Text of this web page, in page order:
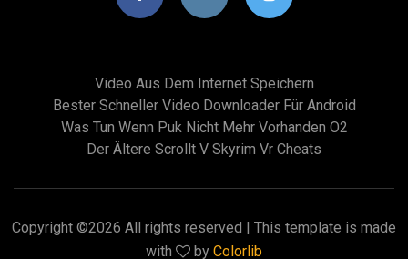
Video Aus Dem Internet Speichern
Bester Schneller Video Downloader Für Android
Was Tun Wenn Puk Nicht Mehr Vorhanden O2
Der Ältere Scrollt V Skyrim Vr Cheats
Copyright ©2026 All rights reserved | This template is made
with
by Colorlib